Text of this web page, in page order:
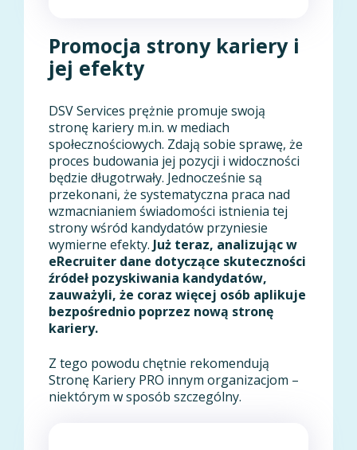
Promocja strony kariery i
jej efekty
DSV Services prężnie promuje swoją
stronę kariery m.in. w mediach
społecznościowych. Zdają sobie sprawę, że
proces budowania jej pozycji i widoczności
będzie długotrwały. Jednocześnie są
przekonani, że systematyczna praca nad
wzmacnianiem świadomości istnienia tej
strony wśród kandydatów przyniesie
wymierne efekty. Już teraz, analizując w
eRecruiter dane dotyczące skuteczności
źródeł pozyskiwania kandydatów,
zauważyli, że coraz więcej osób aplikuje
bezpośrednio poprzez nową stronę
kariery.
Z tego powodu chętnie rekomendują
Stronę Kariery PRO innym organizacjom –
niektórym w sposób szczególny.